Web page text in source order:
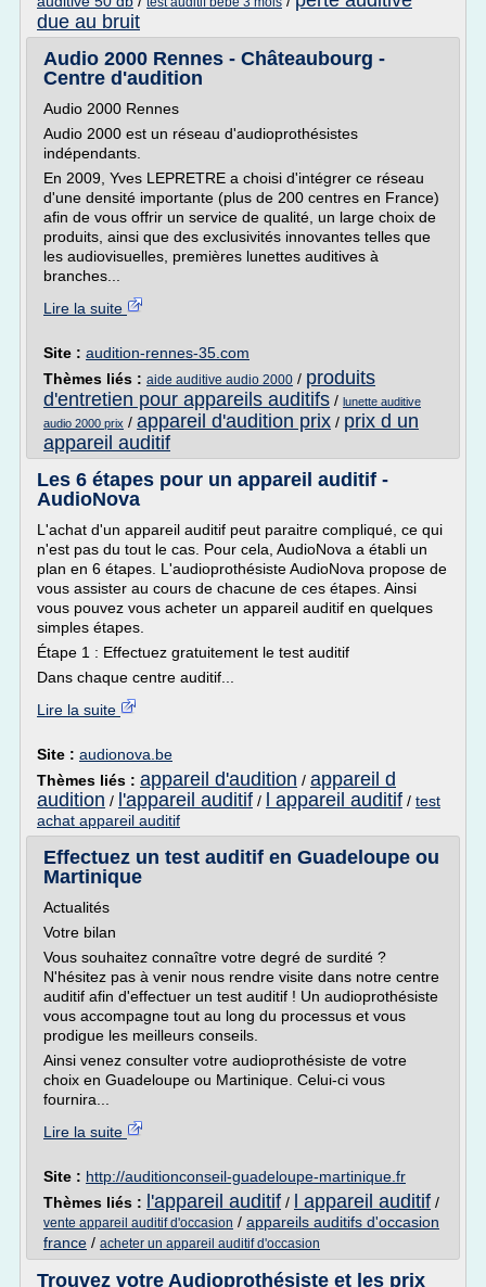
due au bruit
Audio 2000 Rennes - Châteaubourg -
Centre d'audition
Audio 2000 Rennes
Audio 2000 est un réseau d'audioprothésistes
indépendants.
En 2009, Yves LEPRETRE a choisi d'intégrer ce réseau
d'une densité importante (plus de 200 centres en France)
afin de vous offrir un service de qualité, un large choix de
produits, ainsi que des exclusivités innovantes telles que
les audiovisuelles, premières lunettes auditives à
branches...
Lire la suite
Site : audition-rennes-35.com
Thèmes liés : aide auditive audio 2000 / produits
d'entretien pour appareils auditifs / lunette auditive
audio 2000 prix / appareil d'audition prix / prix d un
appareil auditif
Les 6 étapes pour un appareil auditif -
AudioNova
L'achat d'un appareil auditif peut paraitre compliqué, ce qui
n'est pas du tout le cas. Pour cela, AudioNova a établi un
plan en 6 étapes. L'audioprothésiste AudioNova propose de
vous assister au cours de chacune de ces étapes. Ainsi
vous pouvez vous acheter un appareil auditif en quelques
simples étapes.
Étape 1 : Effectuez gratuitement le test auditif
Dans chaque centre auditif...
Lire la suite
Site : audionova.be
Thèmes liés : appareil d'audition / appareil d
audition / l'appareil auditif / l appareil auditif / test
achat appareil auditif
Effectuez un test auditif en Guadeloupe ou
Martinique
Actualités
Votre bilan
Vous souhaitez connaître votre degré de surdité ?
N'hésitez pas à venir nous rendre visite dans notre centre
auditif afin d'effectuer un test auditif ! Un audioprothésiste
vous accompagne tout au long du processus et vous
prodigue les meilleurs conseils.
Ainsi venez consulter votre audioprothésiste de votre
choix en Guadeloupe ou Martinique. Celui-ci vous
fournira...
Lire la suite
Site : http://auditionconseil-guadeloupe-martinique.fr
Thèmes liés :
l'appareil auditif / l appareil auditif /
vente appareil auditif d'occasion / appareils auditifs d'occasion
france / acheter un appareil auditif d'occasion
Trouvez votre Audioprothésiste et les prix